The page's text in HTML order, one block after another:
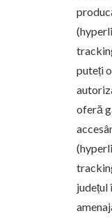
puteți
oferă
județul